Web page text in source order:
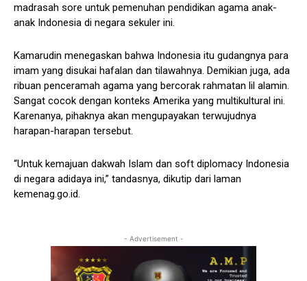
madrasah sore untuk pemenuhan pendidikan agama anak-
anak Indonesia di negara sekuler ini.
Kamarudin menegaskan bahwa Indonesia itu gudangnya para
imam yang disukai hafalan dan tilawahnya. Demikian juga, ada
ribuan penceramah agama yang bercorak rahmatan lil alamin.
Sangat cocok dengan konteks Amerika yang multikultural ini.
Karenanya, pihaknya akan mengupayakan terwujudnya
harapan-harapan tersebut.
“Untuk kemajuan dakwah Islam dan soft diplomacy Indonesia
di negara adidaya ini,” tandasnya, dikutip dari laman
kemenag.go.id.
- Advertisement -